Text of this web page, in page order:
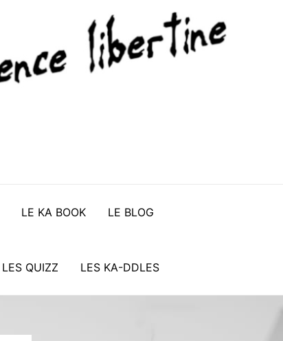
LE KA BOOK LE BLOG
LES QUIZZ LES KA-DDLES